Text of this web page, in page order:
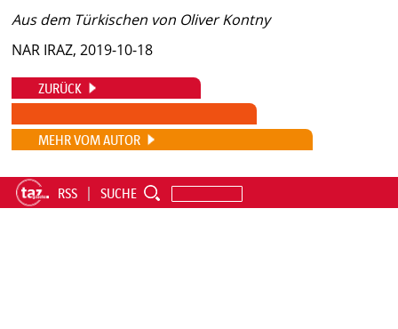
Aus dem Türkischen von Oliver Kontny
NAR IRAZ, 2019-10-18
ZURÜCK
MEHR VOM AUTOR
RSS SUCHE